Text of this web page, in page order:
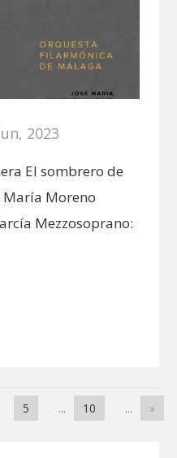
2023
El sombrero de
María Moreno
Mezzosoprano:
5 ... 10 ... »